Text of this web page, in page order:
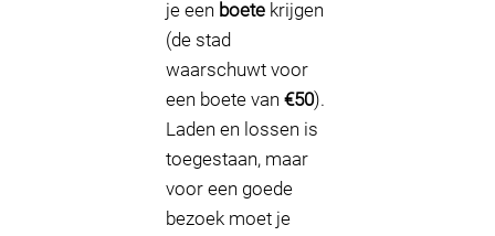
je een boete krijgen
(de stad
waarschuwt voor
een boete van €50).
Laden en lossen is
toegestaan, maar
voor een goede
bezoek moet je